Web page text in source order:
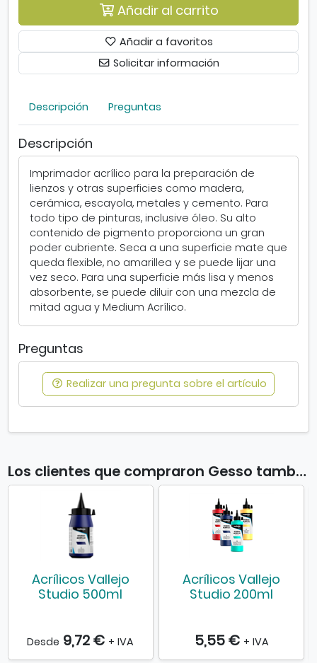
p
o
i
l
e
s
.
S
e
b
e
n
t
a
n
u
v
Añadir al carrito
Añadir a favoritos
Solicitar información
Descripción Preguntas
Descripción
Imprimador acrílico para la preparación de
lienzos y otras superficies como madera,
cerámica, escayola, metales y cemento. Para
todo tipo de pinturas, inclusive óleo. Su alto
contenido de pigmento proporciona un gran
poder cubriente. Seca a una superficie mate que
queda flexible, no amarillea y se puede lijar una
vez seco. Para una superficie más lisa y menos
absorbente, se puede diluir con una mezcla de
mitad agua y Medium Acrílico.
Preguntas
Realizar una pregunta sobre el artículo
Los clientes que compraron Gesso también compraron
Acrílicos Vallejo
Studio 500ml
Desde 9,72 € + IVA
Acrílicos Vallejo
Studio 200ml
5,55 € + IVA